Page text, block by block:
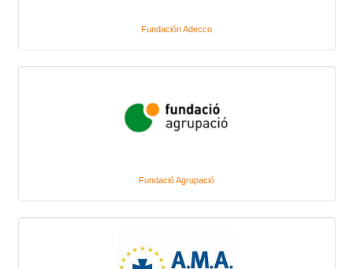
Fundación Adecco
Fundació Agrupació